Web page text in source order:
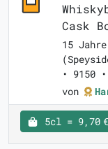
Cask
15
• 9150
von
5cl = 9,70 €